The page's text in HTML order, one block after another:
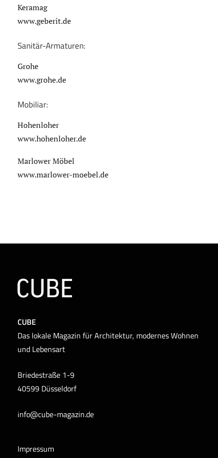
Keramag
www.geberit.de
Sanitär-Armaturen:
Grohe
www.grohe.de
Mobiliar:
Hohenloher
www.hohenloher.de
Marlower Möbel
www.marlower-moebel.de
CUBE
Das lokale Magazin für Architektur, modernes Wohnen
und Lebensart
Briedestraße 1-9
40599 Düsseldorf
info@cube-magazin.de
Impressum